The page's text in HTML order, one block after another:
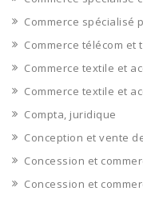
Commerce spécialisé
Commerce télécom et
Commerce textile et
Commerce textile et
Compta, juridique
Conception et vente
Concession et
Concession et